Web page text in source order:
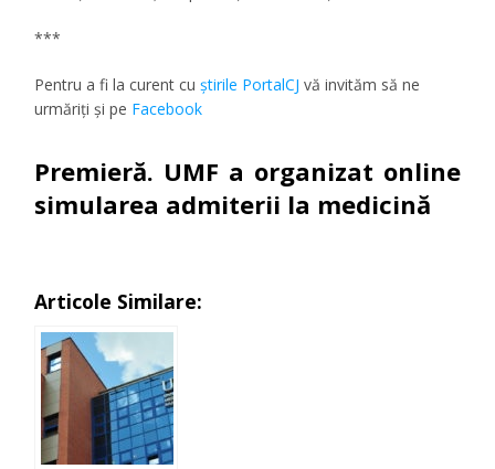
***
Pentru a fi la curent cuştirile PortalCJ vă invităm să ne
urmăriţi şi pe Facebook
Premieră. UMF a organizat online
simularea admiterii la medicină
Articole Similare: